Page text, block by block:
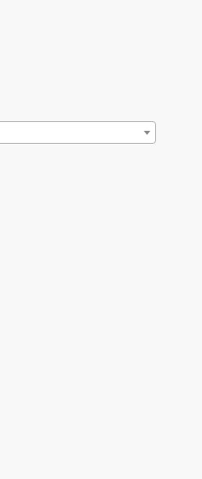
癌為何奪命快？
公益活動 邀民眾
師釋疑：搞懂4原則